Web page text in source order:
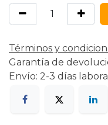
Términos y
Garantía de
Envío: 2-3 días